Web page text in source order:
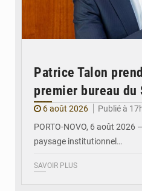
Patrice Talon
premier bureau du
6 août 2026
Publié à
PORTO-NOVO, 6 août 2026
paysage institutionnel…
SAVOIR PLUS